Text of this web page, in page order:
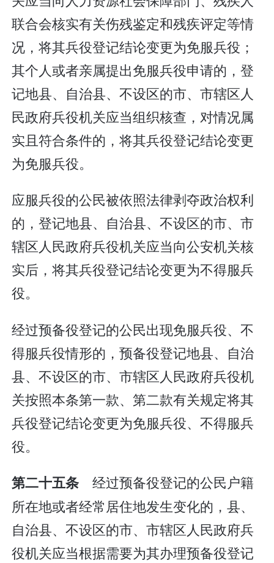
联合会核实有关伤残鉴定和残疾评定等情
况，将其兵役登记结论变更为免服兵役；
其个人或者亲属提出免服兵役申请的，登
记地县、自治县、不设区的市、市辖区人
民政府兵役机关应当组织核查，对情况属
实且符合条件的，将其兵役登记结论变更
为免服兵役。
应服兵役的公民被依照法律剥夺政治权利
的，登记地县、自治县、不设区的市、市
辖区人民政府兵役机关应当向公安机关核
实后，将其兵役登记结论变更为不得服兵
役。
经过预备役登记的公民出现免服兵役、不
得服兵役情形的，预备役登记地县、自治
县、不设区的市、市辖区人民政府兵役机
关按照本条第一款、第二款有关规定将其
兵役登记结论变更为免服兵役、不得服兵
役。
第二十五条经过预备役登记的公民户籍
所在地或者经常居住地发生变化的，县、
自治县、不设区的市、市辖区人民政府兵
役机关应当根据需要为其办理预备役登记